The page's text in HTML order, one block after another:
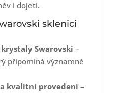
i dojetí.
sklenici
Swarovski –
připomíná významné
kvalitní provedení–